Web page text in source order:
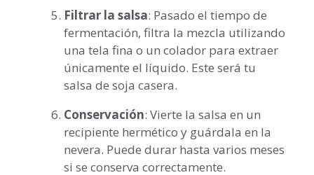
Filtrar la salsa: Pasado el tiempo de
fermentación, filtra la mezcla utilizando
una tela fina o un colador para extraer
únicamente el líquido. Este será tu
salsa de soja casera.
Conservación: Vierte la salsa en un
recipiente hermético y guárdala en la
nevera. Puede durar hasta varios meses
si se conserva correctamente.